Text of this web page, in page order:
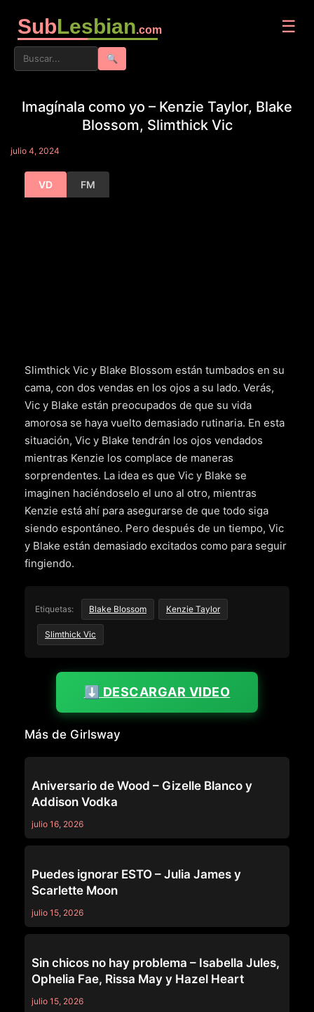
SubLesbian.com ☰
🔍
Imagínala como yo – Kenzie Taylor, Blake
Blossom, Slimthick Vic
julio 4, 2024
VD FM
Slimthick Vic y Blake Blossom están tumbados en su
cama, con dos vendas en los ojos a su lado. Verás,
Vic y Blake están preocupados de que su vida
amorosa se haya vuelto demasiado rutinaria. En esta
situación, Vic y Blake tendrán los ojos vendados
mientras Kenzie los complace de maneras
sorprendentes. La idea es que Vic y Blake se
imaginen haciéndoselo el uno al otro, mientras
Kenzie está ahí para asegurarse de que todo siga
siendo espontáneo. Pero después de un tiempo, Vic
y Blake están demasiado excitados como para seguir
fingiendo.
Etiquetas: Blake Blossom Kenzie Taylor
Slimthick Vic
⬇️ DESCARGAR VIDEO
Más de Girlsway
Aniversario de Wood – Gizelle Blanco y
Addison Vodka
julio 16, 2026
Puedes ignorar ESTO – Julia James y
Scarlette Moon
julio 15, 2026
Sin chicos no hay problema – Isabella Jules,
Ophelia Fae, Rissa May y Hazel Heart
julio 15, 2026